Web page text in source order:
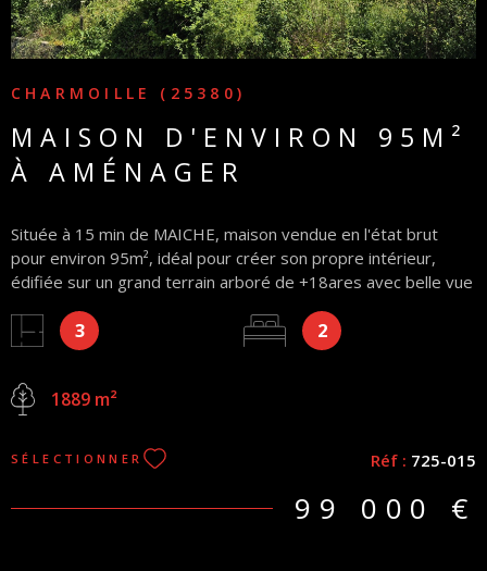
CHARMOILLE (25380)
MAISON D'ENVIRON 95M²
À AMÉNAGER
Située à 15 min de MAICHE, maison vendue en l'état brut
pour environ 95m², idéal pour créer son propre intérieur,
édifiée sur un grand terrain arboré de +18ares avec belle vue
grande pièce de 50m² en rez-de-chaussée et de 2 pièces
d'environ 28m² à l'étage. Toit et murs en bon état. Honoraires
annonce n'est fournie qu'à titre informatif et ne constitue pas
de l'agence)
3 2
1889 m²
SÉLECTIONNER Réf : 725-015
99 000 €